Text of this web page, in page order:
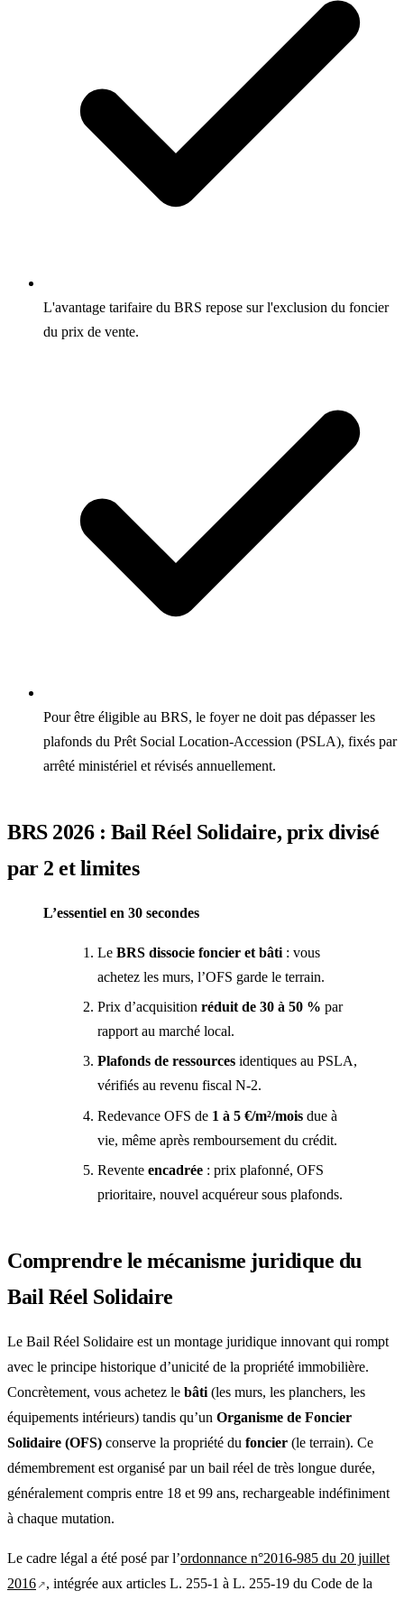
L'avantage tarifaire du BRS repose sur l'exclusion du foncier
du prix de vente.
Pour être éligible au BRS, le foyer ne doit pas dépasser les
plafonds du Prêt Social Location-Accession (PSLA), fixés par
arrêté ministériel et révisés annuellement.
BRS 2026 : Bail Réel Solidaire, prix divisé
par 2 et limites
L’essentiel en 30 secondes
Le BRS dissocie foncier et bâti : vous
achetez les murs, l’OFS garde le terrain.
Prix d’acquisition réduit de 30 à 50 % par
rapport au marché local.
Plafonds de ressources identiques au PSLA,
vérifiés au revenu fiscal N-2.
Redevance OFS de 1 à 5 €/m²/mois due à
vie, même après remboursement du crédit.
Revente encadrée : prix plafonné, OFS
prioritaire, nouvel acquéreur sous plafonds.
Comprendre le mécanisme juridique du
Bail Réel Solidaire
Le Bail Réel Solidaire est un montage juridique innovant qui rompt
avec le principe historique d’unicité de la propriété immobilière.
Concrètement, vous achetez le bâti (les murs, les planchers, les
équipements intérieurs) tandis qu’un Organisme de Foncier
Solidaire (OFS) conserve la propriété du foncier (le terrain). Ce
démembrement est organisé par un bail réel de très longue durée,
généralement compris entre 18 et 99 ans, rechargeable indéfiniment
à chaque mutation.
Le cadre légal a été posé par l’ordonnance n°2016-985 du 20 juillet
2016
, intégrée aux articles L. 255-1 à L. 255-19 du Code de la